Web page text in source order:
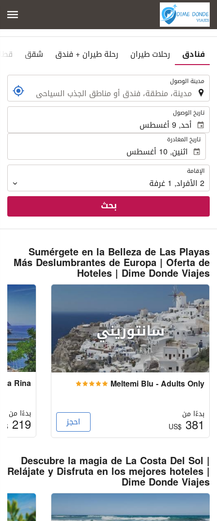
فنادق رحلات طيران رحلة طيران + فندق شقق
. مدينة الوصول
. تاريخ الوصول
تاريخ المغادرة
الإقامة
الإقامة
2 الأفراد,
1غرفة
بحث
Sumérgete en la Belleza de Las Playas
Más Deslumbrantes de Europa | Oferta de
Hoteles | Dime Donde Viajes
سانتوريني
Meltemi Blu - Adults Only
بدءًا من
US$381 احجز
Rina
بدءًا من
219
Descubre la magia de La Costa Del Sol |
Relájate y Disfruta en los mejores hoteles |
Dime Donde Viajes